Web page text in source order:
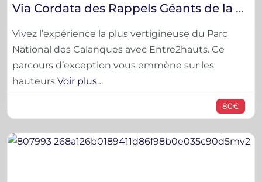
Via Cordata des Rappels Géants de la Grotte de l’Ermite
Vivez l’expérience la plus vertigineuse du Parc
National des Calanques avec Entre2hauts. Ce
parcours d’exception vous emmène sur les
hauteurs Voir plus…
80€